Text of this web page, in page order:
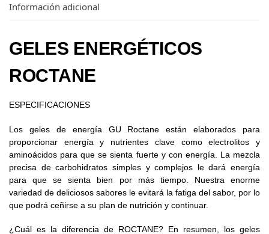
Información adicional
GELES ENERGÉTICOS
ROCTANE
ESPECIFICACIONES
Los geles de energía GU Roctane están elaborados para
proporcionar energía y nutrientes clave como electrolitos y
aminoácidos para que se sienta fuerte y con energía. La mezcla
precisa de carbohidratos simples y complejos le dará energía
para que se sienta bien por más tiempo. Nuestra enorme
variedad de deliciosos sabores le evitará la fatiga del sabor, por lo
que podrá ceñirse a su plan de nutrición y continuar.
¿Cuál es la diferencia de ROCTANE? En resumen, los geles